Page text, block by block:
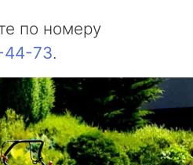
по номеру
44-73.